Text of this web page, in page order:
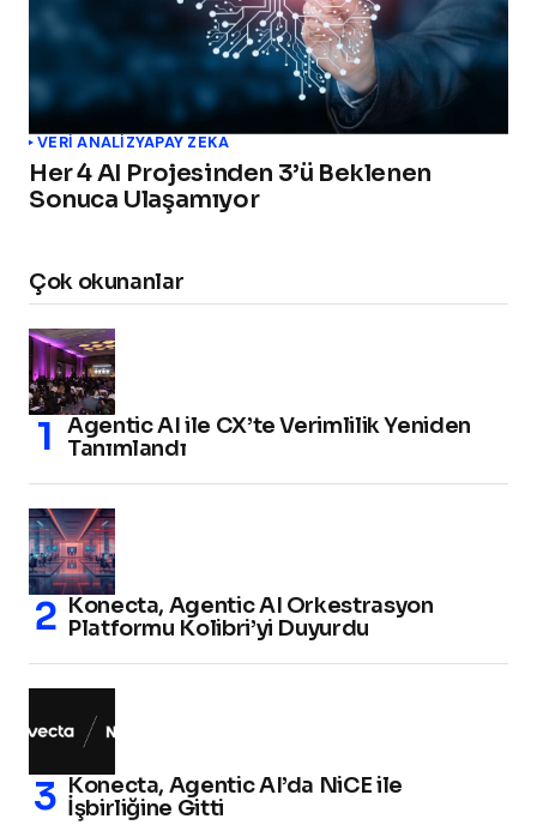
VERI ANALIZYAPAY ZEKA
Her 4 AI Projesinden 3’ü Beklenen
Sonuca Ulaşamıyor
Çok okunanlar
Agentic AI ile CX’te Verimlilik Yeniden
Tanımlandı
Konecta, Agentic AI Orkestrasyon
Platformu Kolibri’yi Duyurdu
Konecta, Agentic AI’da NiCE ile
İşbirliğine Gitti